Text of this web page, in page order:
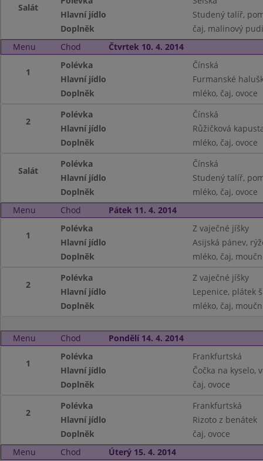
Salát
Hlavní jídlo
Studený talíř,
Doplněk
čaj, malinový
Menu
Chod Čtvrtek 10. 4. 2014
1
Polévka
Čínská
Hlavní jídlo
Furmanské
Doplněk
mléko, čaj, ovoce
2
Polévka
Čínská
Hlavní jídlo
Růžičková
Doplněk
mléko, čaj, ovoce
Salát
Polévka
Čínská
Hlavní jídlo
Studený talíř,
Doplněk
mléko, čaj, ovoce
Menu
Chod Pátek 11. 4. 2014
1
Polévka
Z vaječné jíšky
Hlavní jídlo
Asijská pánev,
Doplněk
mléko, čaj,
2
Polévka
Z vaječné jíšky
Hlavní jídlo
Lepenice, plátek
Doplněk
mléko, čaj,
Menu Chod Pondělí 14. 4. 2014
1
Polévka
Frankfurtská
Hlavní jídlo
Čočka na kyselo,
Doplněk
čaj, ovoce
2
Polévka
Frankfurtská
Hlavní jídlo
Rizoto z benátek
Doplněk
čaj, ovoce
Menu
Chod Úterý 15. 4. 2014